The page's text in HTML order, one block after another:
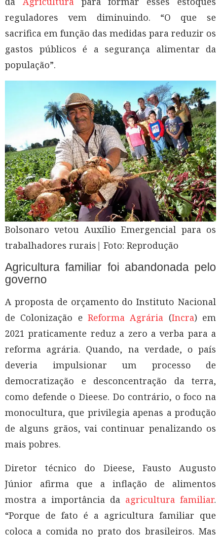
reguladores vem diminuindo. “O que se
sacrifica em função das medidas para reduzir os
gastos públicos é a segurança alimentar da
população”.
Bolsonaro vetou Auxílio Emergencial para os
trabalhadores rurais| Foto: Reprodução
Agricultura familiar foi abandonada pelo
governo
A proposta de orçamento do Instituto Nacional
de Colonização e Reforma Agrária (Incra) em
2021 praticamente reduz a zero a verba para a
reforma agrária. Quando, na verdade, o país
deveria impulsionar um processo de
democratização e desconcentração da terra,
como defende o Dieese. Do contrário, o foco na
monocultura, que privilegia apenas a produção
de alguns grãos, vai continuar penalizando os
mais pobres.
Diretor técnico do Dieese, Fausto Augusto
Júnior afirma que a inflação de alimentos
mostra a importância da agricultura familiar.
“Porque de fato é a agricultura familiar que
coloca a comida no prato dos brasileiros. Mas